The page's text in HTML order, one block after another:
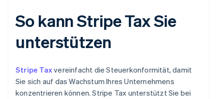
So kann Stripe Tax Sie
unterstützen
Stripe Taxvereinfacht die Steuerkonformität, damit
Sie sich auf das Wachstum Ihres Unternehmens
konzentrieren können. Stripe Tax unterstützt Sie bei